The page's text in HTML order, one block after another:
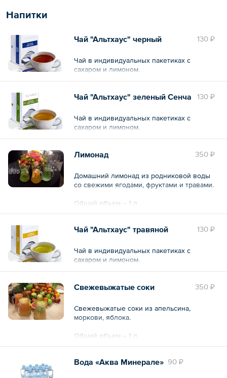
Напитки
130 ₽
Чай "Альтхаус" черный
Чай в индивидуальных пакетиках с
сахаром и лимоном.
130 ₽
Чай "Альтхаус" зеленый Сенча
Чай в индивидуальных пакетиках с
сахаром и лимоном.
350 ₽
Лимонад
Домашний лимонад из родниковой воды
со свежими ягодами, фруктами и травами.
Общий объем – 1 л
130 ₽
Чай "Альтхаус" травяной
Чай в индивидуальных пакетиках с
сахаром и лимоном.
350 ₽
Свежевыжатые соки
Свежевыжатые соки из апельсина,
моркови, яблока.
Общий объем – 1 л
90 ₽
Вода «Аква Минерале»